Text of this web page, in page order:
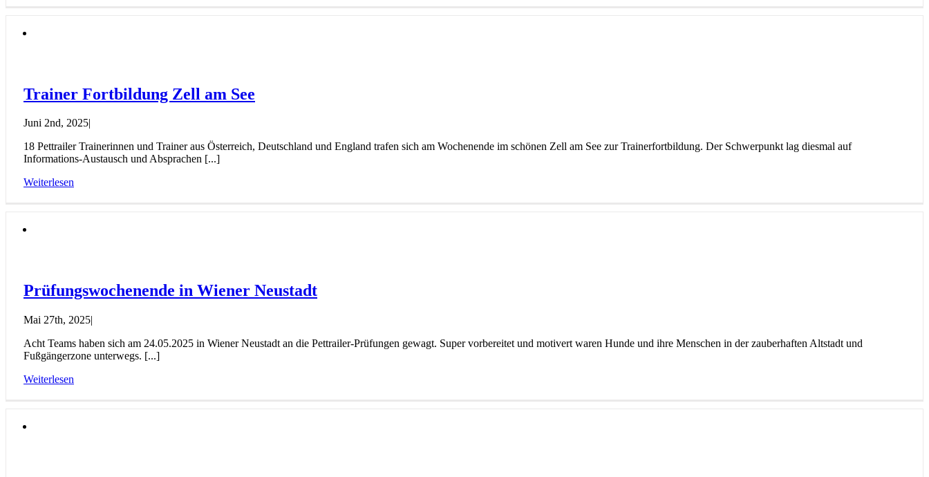
Trainer Fortbildung Zell am See
Juni 2nd, 2025|
18 Pettrailer Trainerinnen und Trainer aus Österreich, Deutschland und England trafen sich am Wochenende im schönen Zell am See zur Trainerfortbildung. Der Schwerpunkt lag diesmal auf
Informations-Austausch und Absprachen [...]
Weiterlesen
Prüfungswochenende in Wiener Neustadt
Mai 27th, 2025|
Acht Teams haben sich am 24.05.2025 in Wiener Neustadt an die Pettrailer-Prüfungen gewagt. Super vorbereitet und motivert waren Hunde und ihre Menschen in der zauberhaften Altstadt und
Fußgängerzone unterwegs. [...]
Weiterlesen